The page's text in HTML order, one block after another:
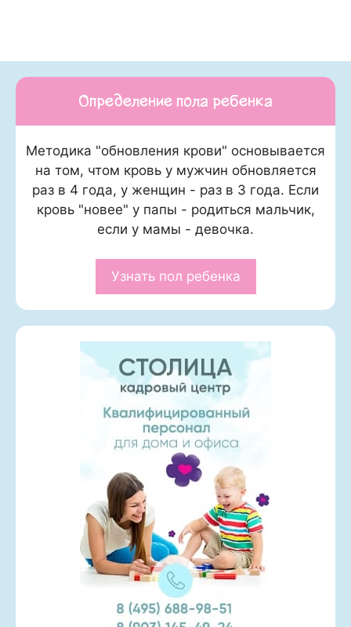
Определение пола ребенка
Методика "обновления крови" основывается
на том, чтом кровь у мужчин обновляется
раз в 4 года, у женщин - раз в 3 года. Если
кровь "новее" у папы - родиться мальчик,
если у мамы - девочка.
Узнать пол ребенка